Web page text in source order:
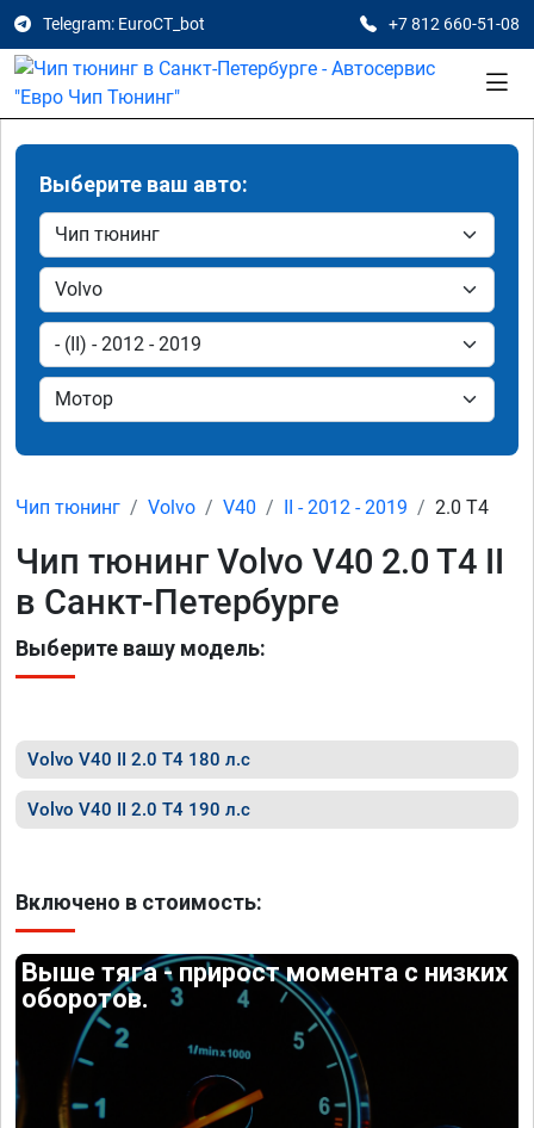
Telegram: EuroCT_bot +7 812 660-51-08
Выберите ваш авто:
Чип тюнинг Volvo V40 II - 2012 - 2019 2.0 T4
Чип тюнинг Volvo V40 2.0 T4 II
в Санкт-Петербурге
Выберите вашу модель:
Volvo V40 II 2.0 T4 180 л.с
Volvo V40 II 2.0 T4 190 л.с
Включено в стоимость:
Выше тяга - прирост момента с низких
оборотов.